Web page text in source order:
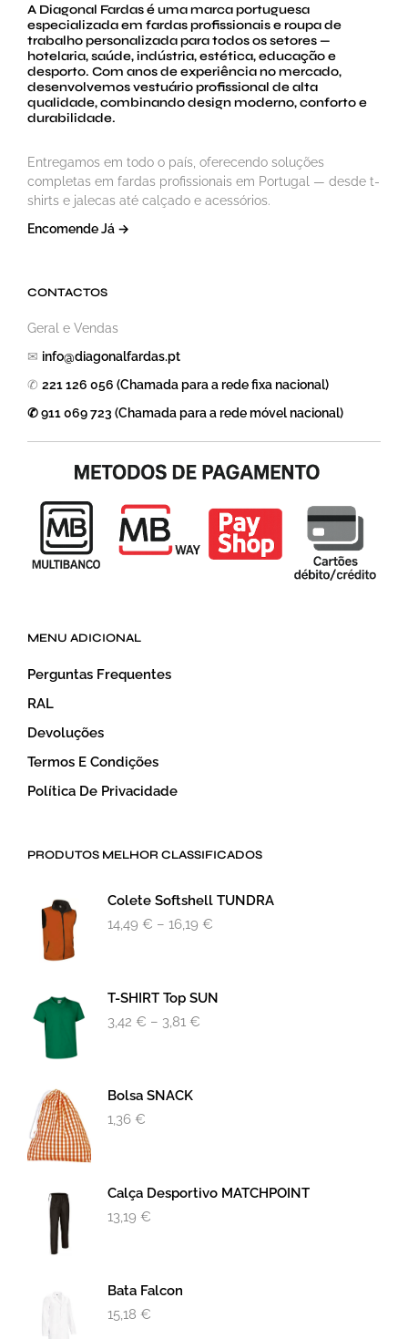
A Diagonal Fardas é uma marca portuguesa
especializada em fardas profissionais e roupa de
trabalho personalizada para todos os setores —
hotelaria, saúde, indústria, estética, educação e
desporto. Com anos de experiência no mercado,
desenvolvemos vestuário profissional de alta
qualidade, combinando design moderno, conforto e
durabilidade.
Entregamos em todo o país, oferecendo soluções
completas em fardas profissionais em Portugal — desde t-
shirts e jalecas até calçado e acessórios.
Encomende Já →
CONTACTOS
Geral e Vendas
✉ info@diagonalfardas.pt
✆ 221 126 056 (Chamada para a rede fixa nacional)
✆ 911 069 723 (Chamada para a rede móvel nacional)
MENU ADICIONAL
Perguntas Frequentes
RAL
Devoluções
Termos E Condições
Política De Privacidade
PRODUTOS MELHOR CLASSIFICADOS
Colete Softshell TUNDRA
14,49 € – 16,19 €
T-SHIRT Top SUN
3,42 € – 3,81 €
Bolsa SNACK
1,36 €
Calça Desportivo MATCHPOINT
13,19 €
Bata Falcon
15,18 €